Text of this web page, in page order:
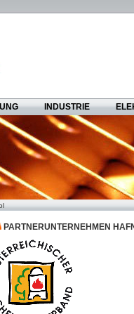
INDUSTRIE
PARTNERUNTERNEHMEN